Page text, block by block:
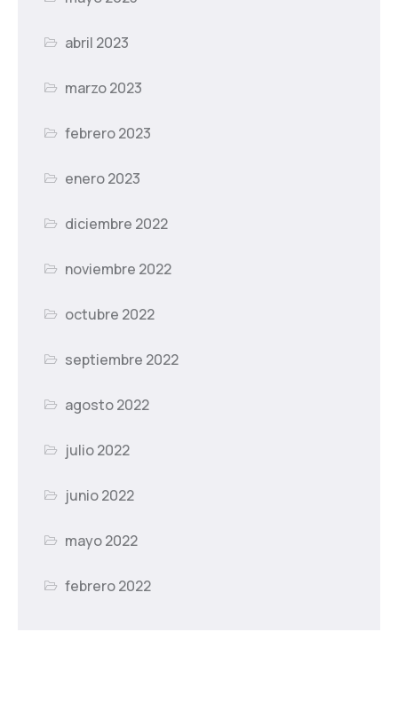
abril 2023
marzo 2023
febrero 2023
enero 2023
diciembre 2022
noviembre 2022
octubre 2022
septiembre 2022
agosto 2022
julio 2022
junio 2022
mayo 2022
febrero 2022